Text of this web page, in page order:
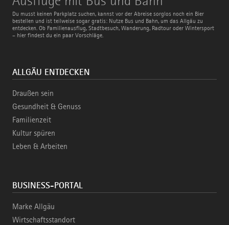
Du musst keinen Parkplatz suchen, kannst vor der Abreise sorglos noch ein Bier
bestellen und ist teilweise sogar gratis: Nutze Bus und Bahn, um das Allgäu zu
entdecken. Ob Familienausflug, Stadtbesuch, Wanderung, Radtour oder Wintersport
– hier findest du ein paar Vorschläge.
mit
Bus
und
Bahn
ALLGÄU ENTDECKEN
Draußen sein
Gesundheit & Genuss
Familienzeit
Kultur spüren
Leben & Arbeiten
BUSINESS-PORTAL
Marke Allgäu
Wirtschaftsstandort